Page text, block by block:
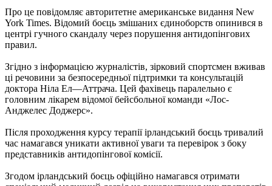
Про це повідомляє авторитетне американське видання New
York Times. Відомий боєць змішаних єдиноборств опинився в
центрі гучного скандалу через порушення антидопінгових
правил.
Згідно з інформацією журналістів, зірковий спортсмен вживав
ці речовини за безпосередньої підтримки та консультацій
доктора Ніла Ел—Аттрача. Цей фахівець паралельно є
головним лікарем відомої бейсбольної команди «Лос-
Анджелес Доджерс».
Після проходження курсу терапії ірландський боєць тривалий
час намагався уникати активної уваги та перевірок з боку
представників антидопінгової комісії.
Згодом ірландський боєць офіційно намагався отримати